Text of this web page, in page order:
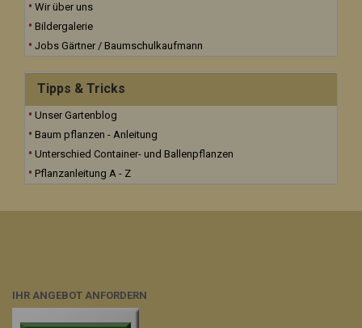
Wir über uns
Bildergalerie
Jobs Gärtner / Baumschulkaufmann
Tipps & Tricks
Unser Gartenblog
Baum pflanzen - Anleitung
Unterschied Container- und Ballenpflanzen
Pflanzanleitung A - Z
IHR ANGEBOT ANFORDERN